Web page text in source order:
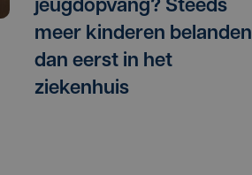
jeugdopvang? Steeds
meer kinderen belanden
dan eerst in het
ziekenhuis